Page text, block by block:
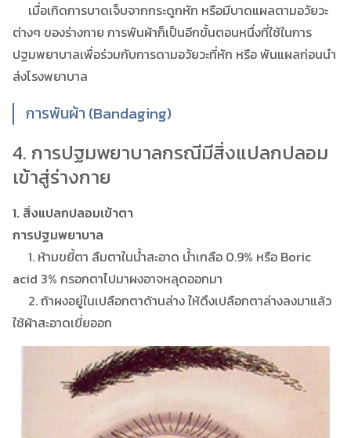
เมื่อเกิดการบาดเจ็บจากกระดูกหัก หรือมีบาดแผลตามอวัยวะ
ต่างๆ ของร่างกาย การพันผ้าก็เป็นอีกขั้นตอนหนึ่งที่ใช้ในการ
ปฐมพยาบาลเพื่อร่วมกับการดามอวัยวะที่หัก หรือ พันแผลก่อนนำ
ส่งโรงพยาบาล
การพันผ้า (Bandaging)
4. การปฐมพยาบาลกรณีมีสิ่งแปลกปลอม
เข้าสู่ร่างกาย
1. สิ่งแปลกปลอมเข้าตา
การปฐมพยาบาล
1. ห้ามขยี้ตา ลืมตาในน้ำสะอาด น้ำเกลือ 0.9% หรือ Boric
acid 3% กรอกตาไปมาผงอาจหลุดออกมา
2. ถ้าผงอยู่ในเปลือกตาด้านล่าง ให้ดึงเปลือกตาล่างลงมาแล้ว
ใช้ผ้าสะอาดเขี่ยออก